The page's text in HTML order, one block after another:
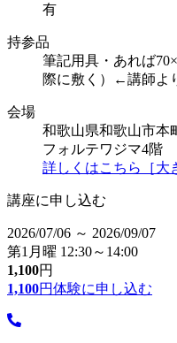
有
持参品
筆記用具・あれば
際に敷く）←講師よ
会場
和歌山県和歌山市本
フォルテワジマ4階
詳しくはこちら［大
講座に申し込む
2026/07/06 ～ 2026/09/07
第1月曜 12:30～14:00
1,100円
1,100円体験に申し込む